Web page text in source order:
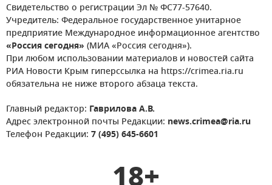
Свидетельство о регистрации Эл № ФС77-57640.
Учредитель: Федеральное государственное унитарное
предприятие Международное информационное агентство
«Россия сегодня» (МИА «Россия сегодня»).
При любом использовании материалов и новостей сайта
РИА Новости Крым гиперссылка на https://crimea.ria.ru
обязательна не ниже второго абзаца текста.
Главный редактор: Гаврилова А.В.
Адрес электронной почты Редакции: news.crimea@ria.ru
Телефон Редакции: 7 (495) 645-6601